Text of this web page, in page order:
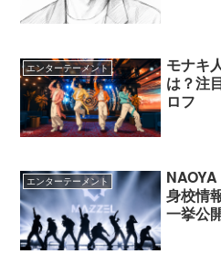
エンターテーメント
モナキ
は？注
ロフ
エンターテーメント
身校情
一挙公